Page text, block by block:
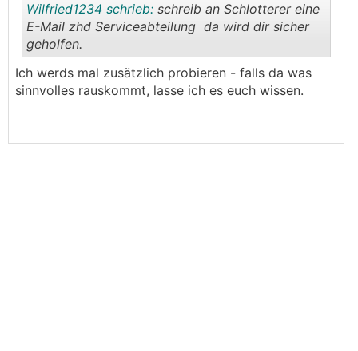
..
Wilfried1234 schrieb: schreib an Schlotterer eine
E-Mail zhd Serviceabteilung da wird dir sicher
geholfen.
Ich werds mal zusätzlich probieren - falls da was
sinnvolles rauskommt, lasse ich es euch wissen.